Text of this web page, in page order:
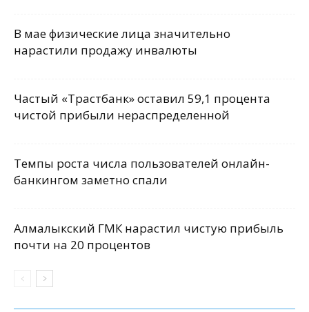
В мае физические лица значительно
нарастили продажу инвалюты
Частый «Трастбанк» оставил 59,1 процента
чистой прибыли нераспределенной
Темпы роста числа пользователей онлайн-
банкингом заметно спали
Алмалыкский ГМК нарастил чистую прибыль
почти на 20 процентов